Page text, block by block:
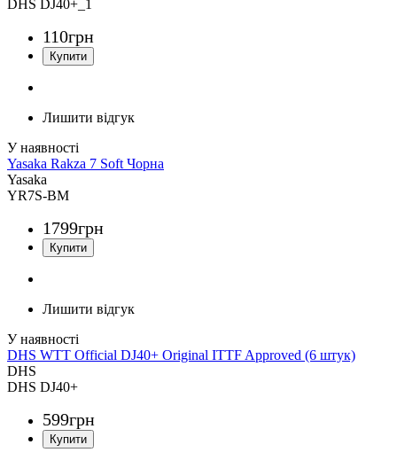
DHS DJ40+_1
110грн
Лишити відгук
Yasaka Rakza 7 Soft Чорна
Yasaka
YR7S-BM
1799грн
Лишити відгук
DHS WTT Official DJ40+ Original ITTF Approved (6 штук)
DHS
DHS DJ40+
599грн